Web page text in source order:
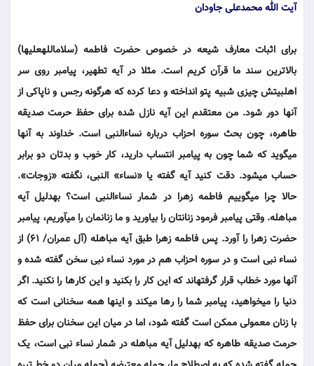
آیت الله محمدعلی جاودان
برای اثبات معارف شیعه در خصوص حضرت فاطمه (سلام‎الله‎علیها)
بالاترین سند ما قرآن کریم است. مثلا در آیه تطهیر، پیامبر روی سر
اهل‎بیتش چیزی شبیه پتو انداخته و دعا کرده که هرگونه رجس و ناپاکی از
آن‎‎ها دور شود. من معتقدم این آیه نازل شده برای حفظ حرمت صدیقه
طاهره، چون بحث سوره احزاب درباره نساءالنبی است. خداوند به آن‎‎ها
می‎گوید که شما چون به پیامبر انتساب دارید، کار خوب و بدتان دو برابر
حساب می‎شود. دقت کنید آیه گفته یا «نساء» النبی، نگفته «زوجات».
حالا چرا می‎گوییم فاطمه زهرا در شمار نساءالنبی است؟ به‎دلیل آیه
مباهله. وقتی پیامبر فرمود زنان‎تان را بیاورید و ما زنان‎مان را می‎آوریم، پیامبر
حضرت زهرا را آورد. پس فاطمه زهرا طبق آیه مباهله (آل عمران/ 61) از
نساء نبی است و در سوره احزاب هم در مورد نساء نبی سخن گفته شده و
آن‎‎ها مورد خطاب قرار گرفته‎اند که این کار را بکنید و این کار‎ها را نکنید. اگر
دنیا را می‎خواهید، پیامبر شما را ر‎ها می‎کند و این‎ها همه سخنانی است که
با زنان معمولی ممکن است گفته شود، اما در میان این سخنان برای حفظ
حرمت صدیقه طاهره که به‎دلیل آیه مباهله در شمار نساء نبی است، یک